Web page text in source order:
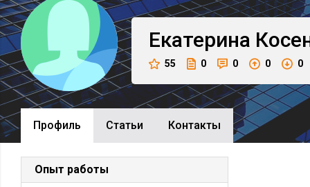
Екатерина
55 0 0 0 0
Профиль Cтатьи Контакты
Опыт работы